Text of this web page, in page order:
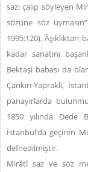
sazı çalıp söyleyen
sözüne söz
1995:120).
kadar sanatını
Bektaşi babası da
Çankırı-Yapraklı,
panayırlarda
1850 yılında Dede
İstanbul’da geçiren
defnedilmiştir.
Mirâtî saz ve söz